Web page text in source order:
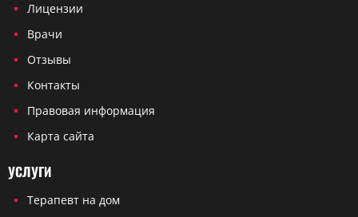
Лицензии
Врачи
Отзывы
Контакты
Правовая информация
Карта сайта
УСЛУГИ
Терапевт на дом